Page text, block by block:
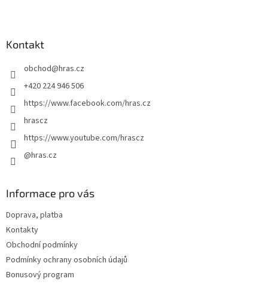
Kontakt
obchod@hras.cz
+420 224 946 506
https://www.facebook.com/hras.cz
hrascz
https://www.youtube.com/hrascz
@hras.cz
Informace pro vás
Doprava, platba
Kontakty
Obchodní podmínky
Podmínky ochrany osobních údajů
Bonusový program